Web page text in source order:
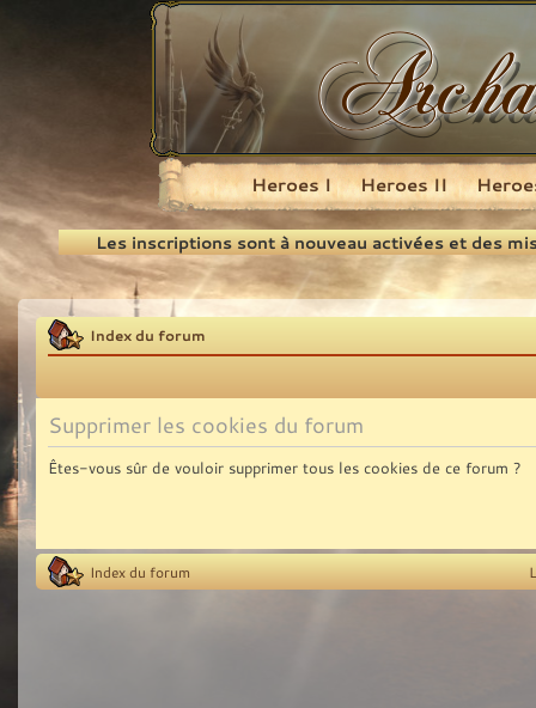
Recherche
Heroes I Heroes II
Les inscriptions sont à nouveau activées et des
Index du forum
Supprimer les cookies du forum
Êtes-vous sûr de vouloir supprimer tous les cookies de ce forum ?
Index du forum